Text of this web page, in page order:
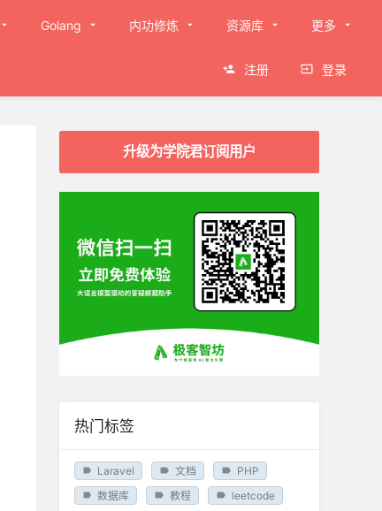
Golang 内功修炼 资源库 更多
注册 登录
升级为学院君订阅用户
热门标签
Laravel 文档
PHP
数据库
教程
leetcode